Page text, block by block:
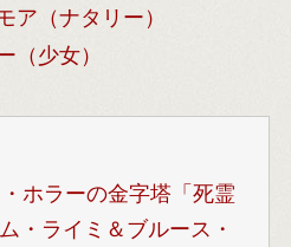
ア（ナタリー）
（少女）
ホラーの金字塔「死霊
・ライミ＆ブルース・